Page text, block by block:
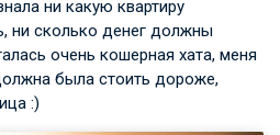
ни какую квартиру
ни сколько денег должны
очень кошерная хата, меня
была стоить дороже,
:)